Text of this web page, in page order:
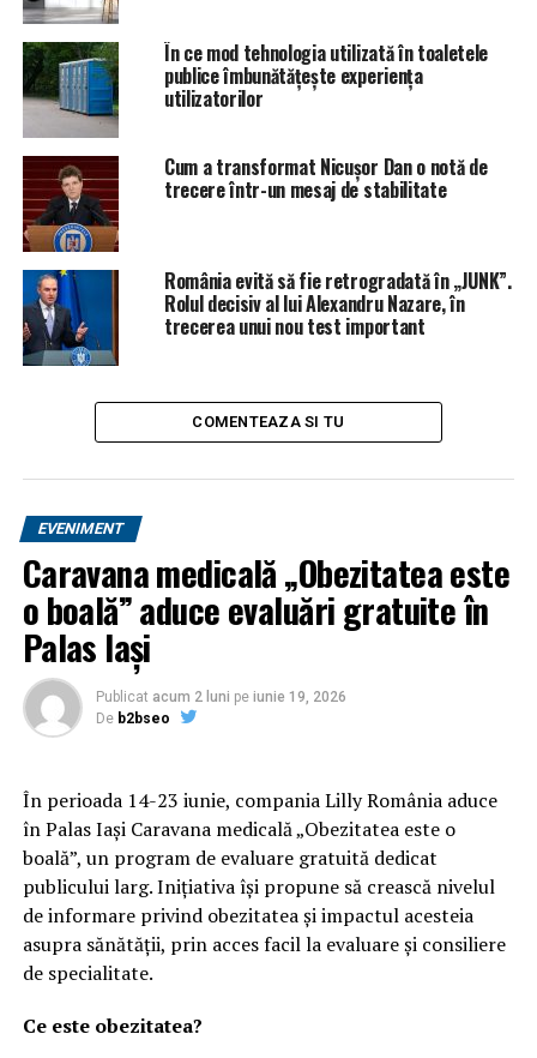
„Am lucrat în calitate de muncitor silvicultor, pădurar,
pepinierist, maistru de vânătoare, şi responsabil pază şi
protecţie, în cadrul Ocolului Silvic Sinaia în perioada
04.08.1986-08.03.2006. Din data de 09.03.2006 lucrez în
calitate inspector silvic în cadrul Inspectoratului
Teritorial de Regim Silvic şi de Vânătoare Ploieşti, actual
Comisariat de Regim Silvic şi Cinegetic Ploieşti.
În ce mod tehnologia utilizată în toaletele
publice îmbunătățește experiența
utilizatorilor
Cum a transformat Nicușor Dan o notă de
trecere într-un mesaj de stabilitate
România evită să fie retrogradată în „JUNK”.
Rolul decisiv al lui Alexandru Nazare, în
trecerea unui nou test important
COMENTEAZA SI TU
EVENIMENT
Caravana medicală „Obezitatea este
o boală” aduce evaluări gratuite în
Palas Iași
Publicat acum 2 luni pe iunie 19, 2026
De b2bseo
În perioada 14-23 iunie, compania Lilly România aduce
în Palas Iași Caravana medicală „Obezitatea este o
boală”, un program de evaluare gratuită dedicat
publicului larg. Inițiativa își propune să crească nivelul
de informare privind obezitatea și impactul acesteia
asupra sănătății, prin acces facil la evaluare și consiliere
de specialitate.
Ce este obezitatea?